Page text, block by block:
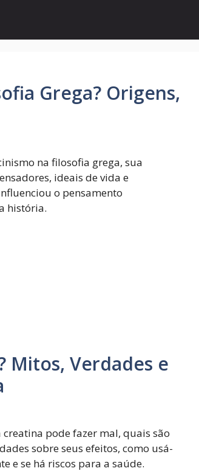
Grega? Origens,
na filosofia grega, sua
ideais de vida e
o pensamento
história.
Mitos, Verdades e
creatina pode fazer mal, quais são
sobre seus efeitos, como usá-
e se há riscos para a saúde.